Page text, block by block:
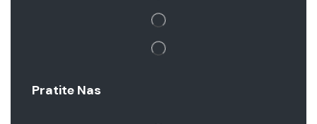
Pratite Nas